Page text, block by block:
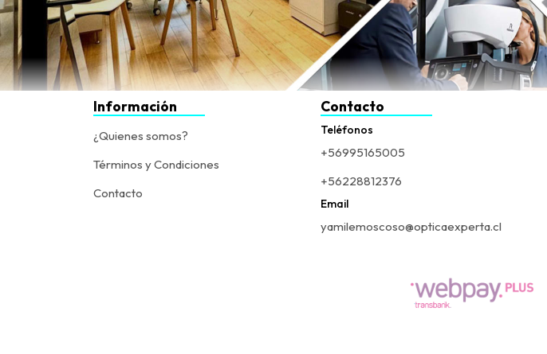
Información
¿Quienes somos?
Términos y Condiciones
Contacto
Contacto
Teléfonos
+56995165005
+56228812376
Email
yamilemoscoso@opticaexperta.cl